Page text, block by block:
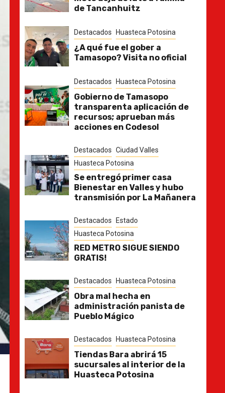
de Tancanhuitz
Destacados Huasteca Potosina
¿A qué fue el gober a
Tamasopo? Visita no oficial
Destacados Huasteca Potosina
Gobierno de Tamasopo
transparenta aplicación de
recursos; aprueban más
acciones en Codesol
Destacados Ciudad Valles
Huasteca Potosina
Se entregó primer casa
Bienestar en Valles y hubo
transmisión por La Mañanera
Destacados
Estado
Huasteca Potosina
RED METRO SIGUE SIENDO
GRATIS!
Destacados Huasteca Potosina
Obra mal hecha en
administración panista de
Pueblo Mágico
Destacados Huasteca Potosina
Tiendas Bara abrirá 15
sucursales al interior de la
Huasteca Potosina